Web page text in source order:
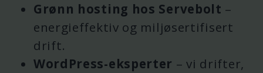
Grønn hosting hos Servebolt –
energieffektiv og miljøsertifisert
drift.
WordPress-eksperter – vi drifter,